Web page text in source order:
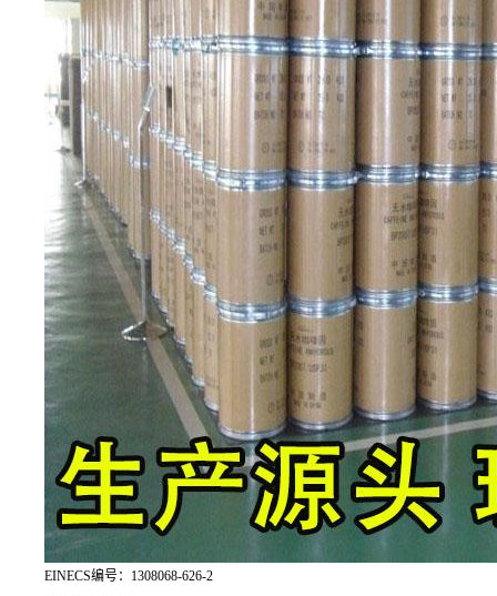
EINECS编号：1308068-626-2